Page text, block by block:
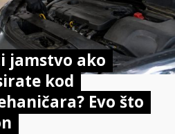
jamstvo ako
kod
Evo što